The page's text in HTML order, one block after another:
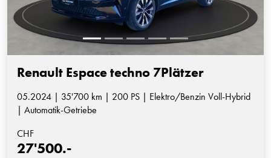
Renault Espace techno 7Plätzer
05.2024 | 35'700 km | 200 PS | Elektro/Benzin Voll-Hybrid
| Automatik-Getriebe
CHF
27'500.-